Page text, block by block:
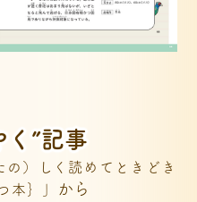
く”記事
の）しく読めてときどき
本｝」
から